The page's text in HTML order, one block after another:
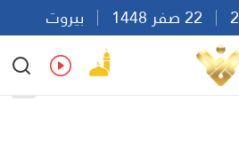
بيروت
Ar